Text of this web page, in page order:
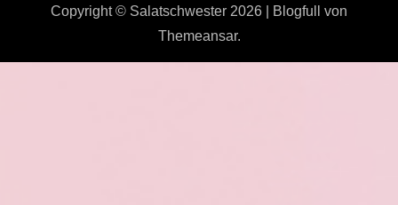
Copyright © Salatschwester 2026 Blogfull
von
Themeansar.